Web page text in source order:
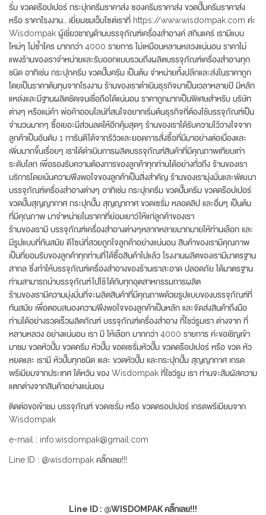
รั่ม ขวดดร๊อปเปอร์ กระปุกครีมราคาส่ง ซองครีมราคาส่ง ขวดปั๊มครีมราคาส่ง
หรือ ราคาโรงงาน….เยี่ยมชมเว็บไซต์เราที่ https://www.wisdompak.com ค่ะ
Wisdompak ผู้เชี่ยวชาญด้านบรรจุภัณฑ์เครื่องสำอางค์ สกินแคร์ เรามีแบบ
ใหม่ๆ ไม่ซ้ำใคร มากกว่า 4000 รายการ ไม่เหมือนหลานหลวงแน่นอน ราคาไม่
แพงร้านของเราจำหน่ายและรับออกแบบรวมถึงผลิตบรรจุภัณฑ์เครื่องสำอางทุก
ชนิด อาทิเช่น กระปุกครีม ขวดปั๊มครีม เป็นต้น จำหน่ายทั้งปลีกและส่งในราคาถูก
โดยเป็นราคาต้นทุนจากโรงงาน ร้านของเราดำเนินธุรกิจมาเป็นเวลาหลายปี มีหลัก
แหล่งและมีฐานผลิตชัดเจนเชื่อถือได้แน่นอน ราคาถูกมากเป็นพิเศษสำหรับ บริษัท
ต่างๆ หรือแม่ค้า พ่อค้าออนไลน์ที่สนใจอยากเริ่มต้นธุรกิจที่ต้องใช้บรรจุภัณฑ์เป็น
จำนวนมากๆ ซื้อเยอะมีส่วนลดให้อีกคุ้มสุดๆ ร้านของเราได้รับความไว้วางใจจาก
ลูกค้าเป็นอันดับ 1 การันตีได้จากรีวิวและยอดการสั่งซื้อที่มีมาอย่างต่อเนื่องและ
เพิ่มมากขึ้นเรื่อยๆ เราได้ดำเนินการผลิตบรรจุภัณฑ์สินค้าที่มีคุณภาพเทียบเท่า
ระดับโลก เพื่อรองรับความต้องการของลูกค้าทุกท่านได้อย่างทั่วถึง ร้านของเรา
บริการโดยเน้นความพึงพอใจของลูกค้าเป็นสิ่งสำคัญ ร้านของเรามุ่งมั่นและพัฒนา
บรรจุภัณฑ์เครื่องสำอางต่างๆ อาทิเช่น กระปุกครีม ขวดปั๊มครีม ขวดดร๊อปเปอร์
ขวดปั๊มสุญญากาศ กระปุกปั๊ม สุญญากาศ ขวดเซรั่ม หลอดลิป และอื่นๆ เป็นต้น
ที่มีคุณภาพ มาจำหน่ายในราคาที่ย่อมเยาว์ให้แก่ลูกค้าของเรา
ร้านของเรามี บรรจุภัณฑ์เครื่องสำอางต่างๆหลากหลายมากมายให้ท่านเลือก และ
มีรูปแบบที่ทันสมัย ดีไซน์ที่สวยถูกใจลูกค้าอย่างแน่นอน สินค้าของเรามีคุณภาพ
เป็นที่ยอมรับของลูกค้าทุกท่านที่ได้ซื้อสินค้าไปแล้ว โรงงานผลิตของเรามีมาตรฐาน
สากล ซึ่งทำให้บรรจุภัณฑ์เครื่องสำอางของร้านเราสะอาด ปลอดภัย ได้มาตรฐาน
ท่านสามารถนำบรรจุภัณฑ์ไปใช้ได้กับทุกอุตสาหกรรมการผลิต
ร้านของเรามีความมุ่งมั่นที่จะผลิตสินค้าที่มีคุณภาพด้วยรูปแบบของบรรจุภัณฑ์ที่
ทันสมัย เพื่อตอบสนองความพึงพอใจของลูกค้าเป็นหลัก และจัดส่งสินค้าถึงมือ
ท่านได้อย่างรวดเร็วผลิตภัณฑ์ บรรจุภัณฑ์เครื่องสำอาง ที้โชว์รูมเรา ต่างจาก ที่
หลานหลวง อย่างแน่นอน เรา มี ให้เลือก มากกว่า 4000 รายการ ค่ะขอเชิญเข้า
มาชม ขวดหัวปั้ม ขวดครีม หัวปั๊ม ขอดเซรั่มหัวปั๊ม ขวดดร๊อปเปอร์ หรือ ขวด หัว
หยดและ เรามี หัวปั๊มทุกชนิด เและ ขวดหัวปั๊ม และกระปุกปั๊ม สุญญากาศ เกรด
พรีเมียมจากประเทศ ใต้หวัน ของ Wisdompak ที่โชว์รูม เรา ท่านจะสัมผัสความ
แตกต่างจากสินค้าอย่างแน่นอน
ติดต่อขอเข้าชม บรรจุภัณฑ์ ขวดเซรั่ม หรือ ขวดดรอปเปอร์ เกรดพรีเมียมจาก
Wisdompak
e-mail : info.wisdompak@gmail.com
Line ID : @wisdompak คลิ๊กเลย!!!
Line ID : @WISDOMPAK คลิ๊กเลย!!!